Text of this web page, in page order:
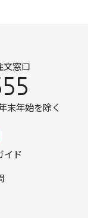
窓口
末年始を除く
イド